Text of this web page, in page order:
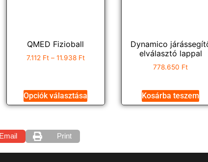
QMED Fizioball
7.112 Ft – 11.938 Ft
Opciók választása
Dynamico
elválasztó lappal
778.650 Ft
Kosárba teszem
Email Print